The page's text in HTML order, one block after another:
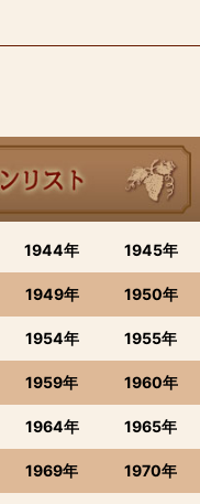
1944年 1945年
1949年 1950年
1954年 1955年
1959年 1960年
1964年 1965年
1969年 1970年